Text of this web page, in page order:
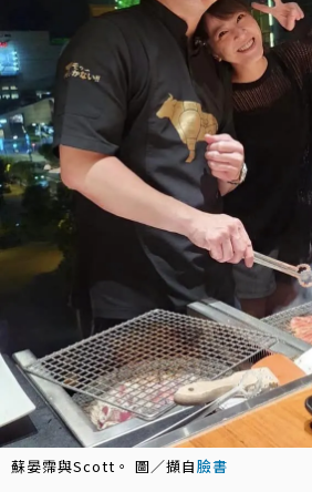
蘇晏霈與Scott。 圖／擷自臉書